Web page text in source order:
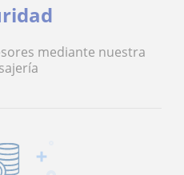
mediante nuestra